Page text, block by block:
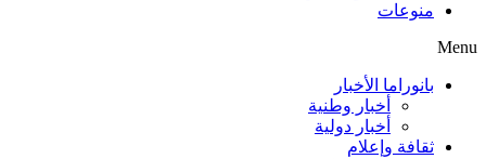
منوعات
Menu
بانوراما الأخبار
أخبار وطنية
أخبار دولية
ثقافة وإعلام